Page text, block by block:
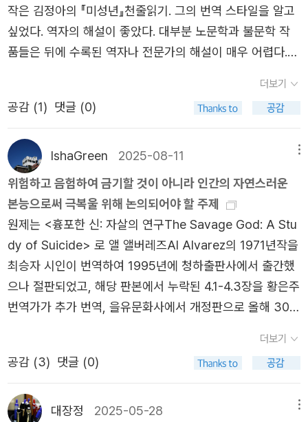
불멸의 조연들 이 작품에는 뾰뜨르 외에도 <스따브로긴의
영향>을 받았다고 말하는 다수의 등장인물들이 등장한다.
사회에 극도의 혼돈을 불러일으켜 권력을 장악하기를 꿈꾸
신에 대항하여 자신의 무한한 자유의지를 천명하고 <스스로
신이 되기 위해> 권총 자살을 계획하고 있는 무신론자 끼릴
로프, 민족을 통해 <신>을 찾기를 갈망하지만 정작 스스로
는 아직 신을 믿지 못하고 있는 슬라브주의자 샤또프 등은
모두 스따브로긴의 사상과 영혼의 조각들을 반영하는 인물
들이다. 이들은 저마다 다른 성향과 사상을 지니고 있지만,
스따브로긴이라는 공통분모를 지니며, 당대 러시아의 독특
한 사상적 지형을 보여 준다. 이러한 관념성은 그들 각자에
게 부여된 강렬한 개성을 통해 생생한 구체성을 획득하며 체
현되고 있다. 도스또예프스끼 자신은 무신론과 허무주의에
호의적이지 않았음에도 불구하고, 스따브로긴을 비롯한 등
장인물들의 매력은 세계 문학사에 불멸의 흔적을 남겨, 이후
의 작가들에게 문학적·사상적 영감을 제공하기도 했다. 특히
끼릴로프의 사상에 크게 관심을 가졌던 알베르 카뮈는 그의
에세이집 『시지프 신화』에서 이에 대해 자세히 언급한 바 있
다. 삶이라는 것의 기만을 간파하고 완전한 자유를 천명하기
뾰뜨르 스쩨빠노비치 베르호벤스키의 귀환과 함께 그들이
이 소도시로 모여든 목적이 드러난다. 그들은 자유주의 관
리, 건축가, 학생이고 슬라브주의자, 인신사상 신봉자, 무신
론적 실존주의자, 사회주의자들이다. 이들을 소개할 때 그들
의 사상이 어떠한가를 먼저 언급하는 것은 사상이 범람하던
다. 자유주의나 계몽주의에 이어 공산주의가 유럽을 휩쓸던
시대였다. “당시는 특별한 시대였다. 무언가 새롭고 이전의
평온과 전혀 다른 아주 이상하지만 스끄보레시니끼에서조차
감지되는 어떤 일이 다가오고 있었다. 여러 가지 소문이 들
려왔다. 구체적인 사실들은 대체로 어느 정도 알려졌으나,
이 사실들 외에 어떤 사상들이, 그것도 엄청나게 많은 사상
들이 그에 수반되어 나타났다는 것이 분명해졌다. 사상들은
뒤죽박죽이어서 어디에 적용시킬 수도 없었고, 그것이 무엇
을 의미하는지도 정확히 알 수 없었다.”(1권 제1장 5. 32p)
5인조는 뾰뜨르 스쩨빠노비치 베르호벤스키가 조직한 비밀
결사이다. 러시아 내 각 지방과 유럽 전역에도 이런 비밀결
그들은 그 실체를 본적도 다른 조직을 만나본 적도 없다. 이
지만 스포일러 때문도 있고, 그랬다가는 스따브로긴의 말처
럼 1백장이나 되는 글을 써야 할 것 같아서(ㅎㅎ) 이만 줄이
도록 하겠다. 개인적으로 ‘악령‘에 대한 여러 문학가들과 지
없기에 당분간 석영중 교수님의 ‘매핑 도스토옙스키‘나 이병
훈 교수님의 ‘아름다움이 세상을 구원할 것이다‘와 같은 도
스토예프스키의 생애 관련 책을 읽을 생각이다.
작은 김정아의 『미성년』천줄읽기. 그의 번역 스타일을 알고
싶었다. 역자의 해설이 좋았다. 대부분 노문학과 불문학 작
품들은 뒤에 수록된 역자나 전문가의 해설이 매우 어렵다.
가 출연한 유튜브에 반복되어 나온다. 두번째는 『도박사』천
줄읽기. 도 선생의 가장 위험했던 시기, 그의 경험과 전문성
체가 그의 인생을 건 도박이었다. 김혜경 역의 『악령』이다.
집에 중도포기한 상권을 다시 집어들었는데, 웬걸, 뭐 이렇
게 재미있는 소설을 왜 고이 모셔두고 있었을까 싶었다. 깊
이 이해하기 위해 두 번을 읽었다. 동시에 진행했던 『죄와
벌』거의 10년 전 홍대화 역을 읽고 라스꼴리니꼬프의 카리
스마틱한 '범인'과 '비범인' 이론에 충격을 받았다. 이번에는
『카라마조프 가의 형제들』로 좋은 평가를 받은 김희숙의 번
역본을 선택했다. 확실히 잘 읽히고, 이전과 같은 전율은 없
설득('삶을 혐오하면 안됩니다.'), 에필로그('변증법 대신에
삶이 찾아왔다')가 특히 와 닿았다. '솔로몬(←솔론)', '현' 같
은 일어본 중역의 잔재가 남아 있는 것은 흠. 좋아하는 작품
이라 역시 두 번 읽음. 4대 장편의 두번째, 김희숙이 번역한
더보기
공감 (1) 댓글 (0)
IshaGreen 2025-08-11
위험하고 음험하여 금기할 것이 아니라 인간의 자연스러운
본능으로써 극복울 위해 논의되어야 할 주제
원제는 <흉포한 신: 자살의 연구The Savage God: A Stu
dy of Suicide> 로 앨 앨버레즈Al Alvarez의 1971년작을
최승자 시인이 번역하여 1995년에 청하출판사에서 출간했
으나 절판되었고, 해당 판본에서 누락된 4.1-4.3장을 황은주
번역가가 추가 번역, 을유문화사에서 개정판으로 올해 30년
세라는 젊은 나이에 우울증으로 스스로 삶을 마감한 시인 실
비아 플라스에 대한 헌사로 시작, 자살에 대한 역사적, 사회
술 넘어가는 책은 아니나 개인적으로 2025년 최고의 책 중
더보기
공감 (3) 댓글 (0)
대장정 2025-05-28